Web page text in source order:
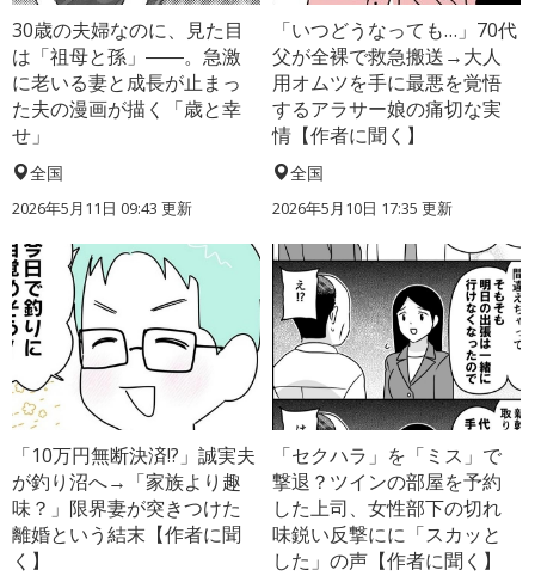
30歳の夫婦なのに、見た目
は「祖母と孫」――。急激
に老いる妻と成長が止まっ
た夫の漫画が描く「歳と幸
せ」
全国
2026年5月11日 09:43 更新
「いつどうなっても…」70代
父が全裸で救急搬送→大人
用オムツを手に最悪を覚悟
するアラサー娘の痛切な実
情【作者に聞く】
全国
2026年5月10日 17:35 更新
「10万円無断決済!?」誠実夫
が釣り沼へ→「家族より趣
味？」限界妻が突きつけた
離婚という結末【作者に聞
く】
「セクハラ」を「ミス」で
撃退？ツインの部屋を予約
した上司、女性部下の切れ
味鋭い反撃にに「スカッと
した」の声【作者に聞く】